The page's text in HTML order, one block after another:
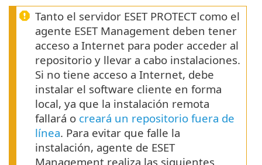
Tanto el servidor ESET PROTECT como el
agente ESET Management deben tener
acceso a Internet para poder acceder al
repositorio y llevar a cabo instalaciones.
Si no tiene acceso a Internet, debe
instalar el software cliente en forma
local, ya que la instalación remota
fallará o creará un repositorio fuera de
línea. Para evitar que falle la
instalación, agente de ESET
Management realiza las siguientes